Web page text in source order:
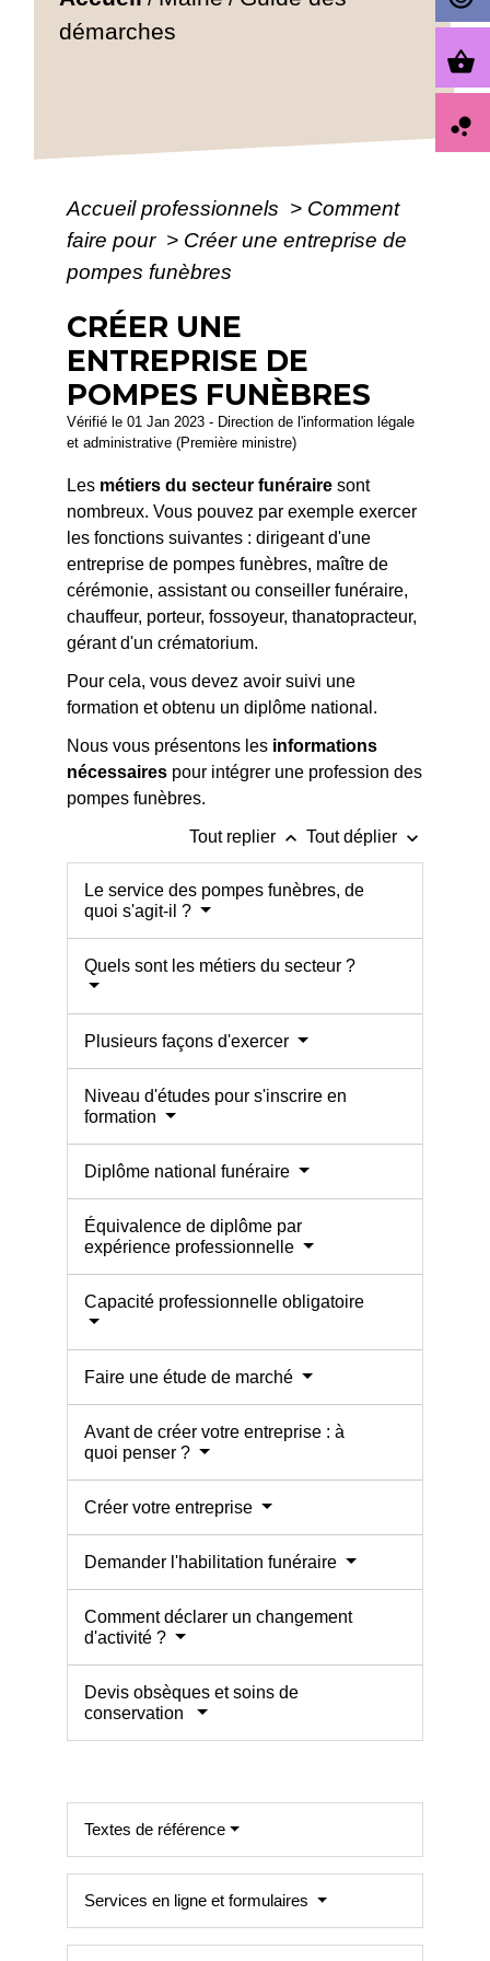
démarches
Accueil professionnels > Comment
faire pour > Créer une entreprise de
pompes funèbres
CRÉER UNE
ENTREPRISE DE
POMPES FUNÈBRES
Vérifié le 01 Jan 2023 - Direction de l'information légale
et administrative (Première ministre)
Les métiers du secteur funéraire sont
nombreux. Vous pouvez par exemple exercer
les fonctions suivantes : dirigeant d'une
entreprise de pompes funèbres, maître de
cérémonie, assistant ou conseiller funéraire,
chauffeur, porteur, fossoyeur, thanatopracteur,
gérant d'un crématorium.
Pour cela, vous devez avoir suivi une
formation et obtenu un diplôme national.
Nous vous présentons les informations
nécessaires pour intégrer une profession des
pompes funèbres.
Tout replier keyboard_arrow_up Tout déplier keyboard_arrow_down
Le service des pompes funèbres, de
quoi s'agit-il ?
Quels sont les métiers du secteur ?
Plusieurs façons d'exercer
Niveau d'études pour s'inscrire en
formation
Diplôme national funéraire
Équivalence de diplôme par
expérience professionnelle
Capacité professionnelle obligatoire
Faire une étude de marché
Avant de créer votre entreprise : à
quoi penser ?
Créer votre entreprise
Demander l'habilitation funéraire
Comment déclarer un changement
d'activité ?
Devis obsèques et soins de
conservation
Textes de référence
Services en ligne et formulaires
shopping_basket
bubble_chart